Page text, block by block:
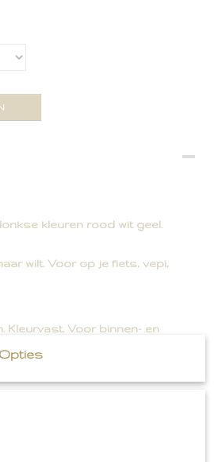
kleuren rood wit geel.
wilt. Voor op je fiets, vepi,
Kleurvast. Voor binnen- en